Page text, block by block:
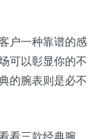
户一种靠谱的感
可以彰显你的不
的腕表则是必不